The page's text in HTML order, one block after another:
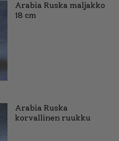
Arabia Ruska maljakko
18 cm
Arabia Ruska
korvallinen ruukku